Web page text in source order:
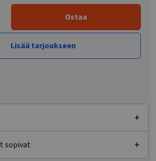
Ostaa
Lisää tarjoukseen
sopivat